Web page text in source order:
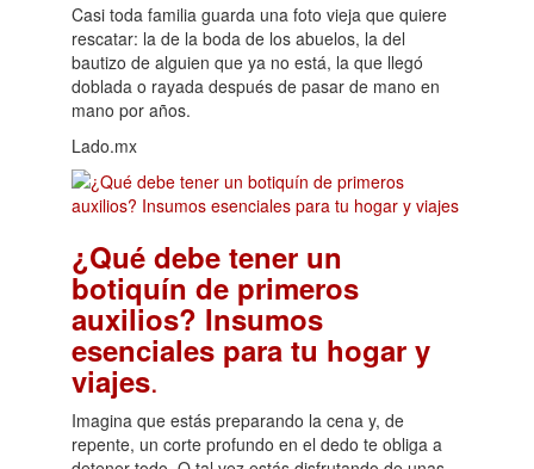
Casi toda familia guarda una foto vieja que quiere
rescatar: la de la boda de los abuelos, la del
bautizo de alguien que ya no está, la que llegó
doblada o rayada después de pasar de mano en
mano por años.
Lado.mx
¿Qué debe tener un
botiquín de primeros
auxilios? Insumos
esenciales para tu hogar y
viajes.
Imagina que estás preparando la cena y, de
repente, un corte profundo en el dedo te obliga a